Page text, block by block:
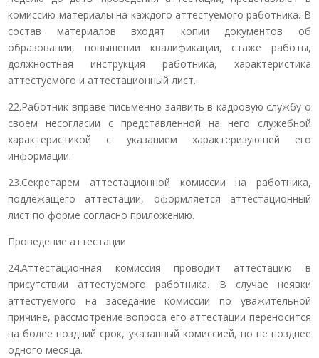
комиссию материалы на каждого аттестуемого работника. В
состав материалов входят копии документов об
образовании, повышении квалификации, стаже работы,
должностная инструкция работника, характеристика
аттестуемого и аттестационный лист.
22.Работник вправе письменно заявить в кадровую службу о
своем несогласии с представленной на него служебной
характеристикой с указанием характеризующей его
информации.
23.Секретарем аттестационной комиссии на работника,
подлежащего аттестации, оформляется аттестационный
лист по форме согласно приложению.
Проведение аттестации
24.Аттестационная комиссия проводит аттестацию в
присутствии аттестуемого работника. В случае неявки
аттестуемого на заседание комиссии по уважительной
причине, рассмотрение вопроса его аттестации переносится
на более поздний срок, указанный комиссией, но не позднее
одного месяца.